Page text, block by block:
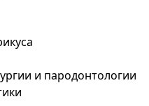
и пародонтологии